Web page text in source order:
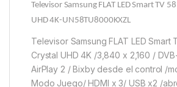
Televisor Samsung FLAT LED Smart TV
UHD 4K-UN58TU8000KXZL
Televisor Samsung FLAT LED Smart
Crystal UHD 4K /3,840 x 2,160 /
AirPlay 2 / Bixby desde el control /
Modo Juego/ HDMI x 3/ USB x2 /